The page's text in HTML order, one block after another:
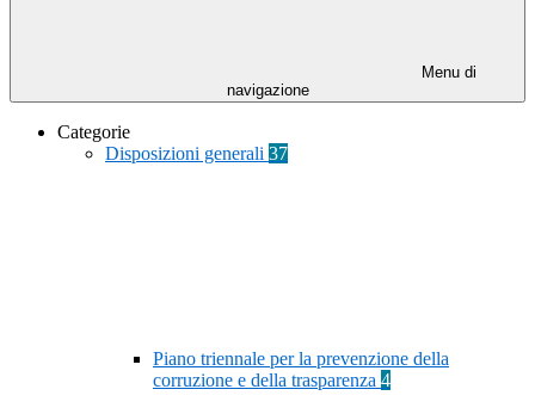
Menu di
navigazione
Categorie
Disposizioni generali 37
Piano triennale per la prevenzione della
corruzione e della trasparenza 4